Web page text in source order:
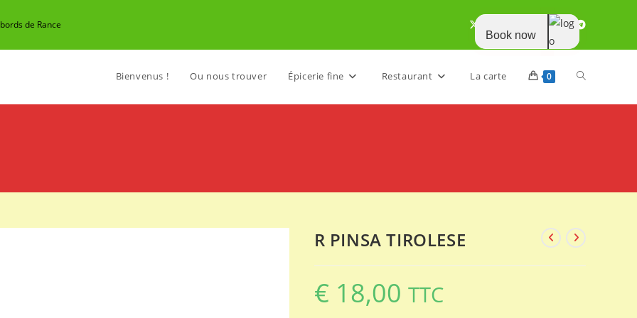
de Rance
Bienvenus ! Ou nous trouver Épicerie fine Restaurant La carte 0 Toggle
R PINSA TIROLESE
€ 18,00 TTC
Book now